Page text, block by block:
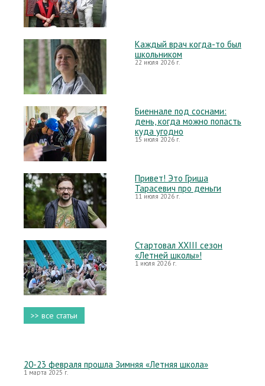
Каждый врач когда-то был
школьником
22 июля 2026 г.
Биеннале под соснами:
день, когда можно попасть
куда угодно
15 июля 2026 г.
Привет! Это Гриша
Тарасевич про деньги
11 июля 2026 г.
Стартовал XXIII сезон
«Летней школы»!
1 июля 2026 г.
>> все статьи
20-23 февраля прошла Зимняя «Летняя школа»
1 марта 2025 г.